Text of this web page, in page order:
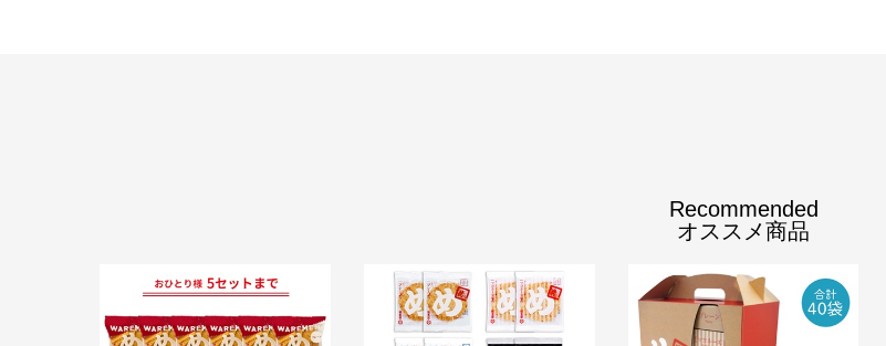
Recommended
オススメ商品